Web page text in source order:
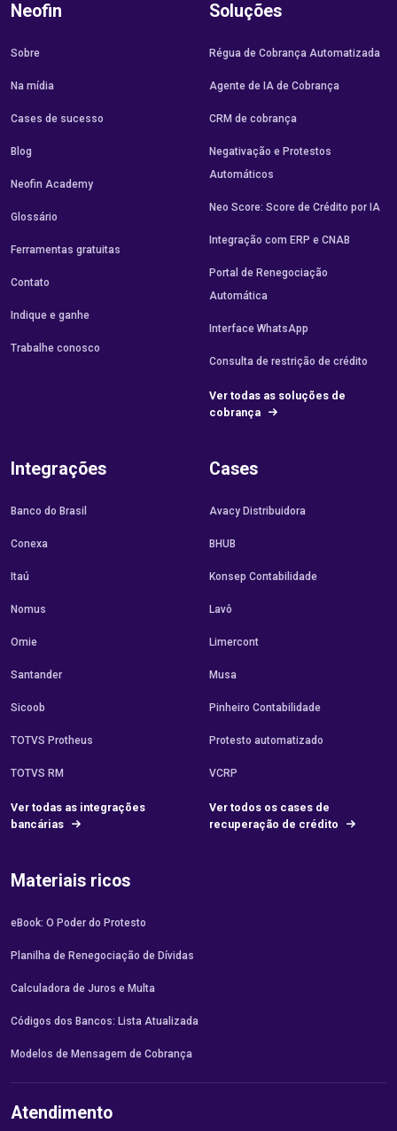
Neofin
Sobre
Na mídia
Cases de sucesso
Blog
Neofin Academy
Glossário
Ferramentas gratuitas
Contato
Indique e ganhe
Trabalhe conosco
Soluções
Régua de Cobrança Automatizada
Agente de IA de Cobrança
CRM de cobrança
Negativação e Protestos
Automáticos
Neo Score: Score de Crédito por IA
Integração com ERP e CNAB
Portal de Renegociação
Automática
Interface WhatsApp
Consulta de restrição de crédito
Ver todas as soluções de
cobrança
Integrações
Banco do Brasil
Conexa
Itaú
Nomus
Omie
Santander
Sicoob
TOTVS Protheus
TOTVS RM
Ver todas as integrações
bancárias
Cases
Avacy Distribuidora
BHUB
Konsep Contabilidade
Lavô
Limercont
Musa
Pinheiro Contabilidade
Protesto automatizado
VCRP
Ver todos os cases de
recuperação de crédito
Materiais ricos
eBook: O Poder do Protesto
Planilha de Renegociação de Dívidas
Calculadora de Juros e Multa
Códigos dos Bancos: Lista Atualizada
Modelos de Mensagem de Cobrança
Atendimento